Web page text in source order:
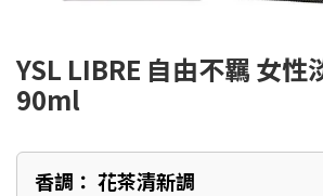
YSL LIBRE 自由不羈 女性
90ml
香調： 花茶清新調